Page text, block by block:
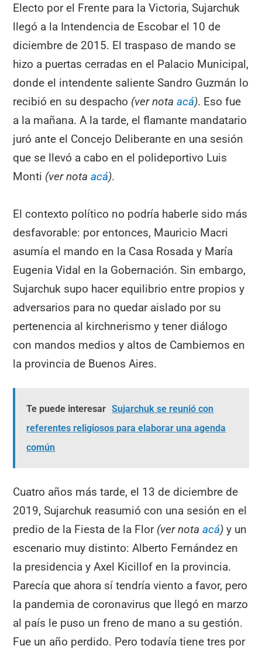
Electo por el Frente para la Victoria, Sujarchuk
llegó a la Intendencia de Escobar el 10 de
diciembre de 2015. El traspaso de mando se
hizo a puertas cerradas en el Palacio Municipal,
donde el intendente saliente Sandro Guzmán lo
recibió en su despacho (ver notaacá). Eso fue
a la mañana. A la tarde, el flamante mandatario
juró ante el Concejo Deliberante en una sesión
que se llevó a cabo en el polideportivo Luis
Monti (ver notaacá).
El contexto político no podría haberle sido más
desfavorable: por entonces, Mauricio Macri
asumía el mando en la Casa Rosada y María
Eugenia Vidal en la Gobernación. Sin embargo,
Sujarchuk supo hacer equilibrio entre propios y
adversarios para no quedar aislado por su
pertenencia al kirchnerismo y tener diálogo
con mandos medios y altos de Cambiemos en
la provincia de Buenos Aires.
Te puede interesar Sujarchuk se reunió con
referentes religiosos para elaborar una agenda
común
Cuatro años más tarde, el 13 de diciembre de
2019, Sujarchuk reasumió con una sesión en el
predio de la Fiesta de la Flor (ver notaacá) y un
escenario muy distinto: Alberto Fernández en
la presidencia y Axel Kicillof en la provincia.
Parecía que ahora sí tendría viento a favor, pero
la pandemia de coronavirus que llegó en marzo
al país le puso un freno de mano a su gestión.
Fue un año perdido. Pero todavía tiene tres por